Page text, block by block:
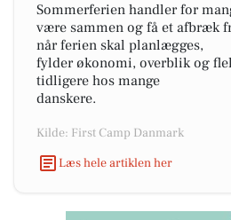
Sommerferien handler for
være sammen og få et afbræk
når ferien skal planlægges,
fylder økonomi, overblik og
tidligere hos mange
danskere.
Kilde: First Camp Danmark
Læs hele artiklen her